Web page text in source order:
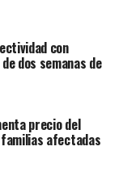
con
dos semanas de
precio del
afectadas